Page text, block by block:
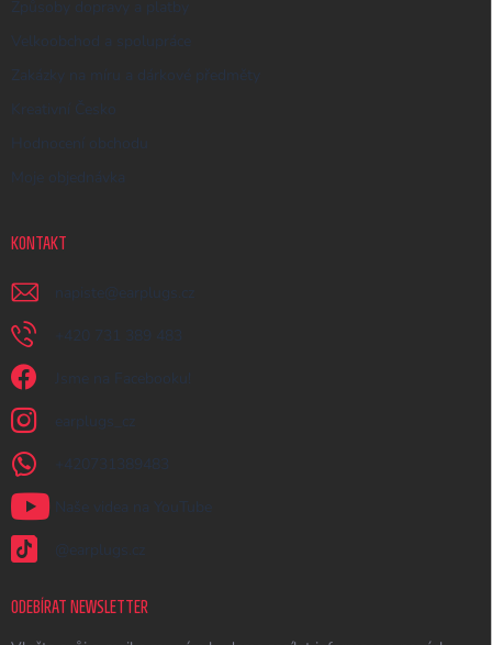
Způsoby dopravy a platby
Velkoobchod a spolupráce
Zakázky na míru a dárkové předměty
Kreativní Česko
Hodnocení obchodu
Moje objednávka
KONTAKT
napiste @ earplugs.cz
+420 731 389 483
Jsme na Facebooku!
earplugs_cz
+420731389483
Naše videa na YouTube
@earplugs.cz
ODEBÍRAT NEWSLETTER